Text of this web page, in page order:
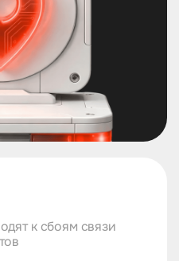
к сбоям связи